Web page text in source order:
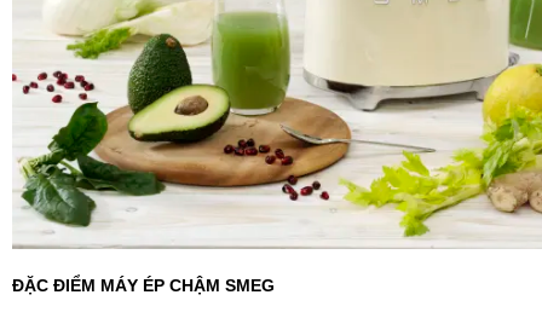
ĐẶC ĐIỂM MÁY ÉP CHẬM SMEG